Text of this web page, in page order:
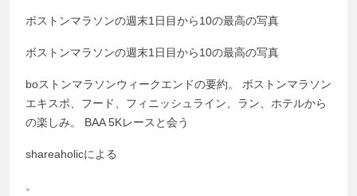
ボストンマラソンの週末1日目から10の最高の写真
ボストンマラソンの週末1日目から10の最高の写真
boストンマラソンウィークエンドの要約。 ボストンマラソン
エキスポ、フード、フィニッシュライン、ラン、ホテルから
の楽しみ。 BAA 5Kレースと会う
shareaholicによる
。